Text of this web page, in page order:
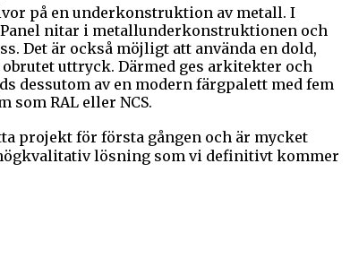
på en underkonstruktion av metall. I
Panel nitar i metallunderkonstruktionen och
Det är också möjligt att använda en dold,
uttryck. Därmed ges arkitekter och
dessutom av en modern färgpalett med fem
RAL eller NCS.
projekt för första gången och är mycket
lösning som vi definitivt kommer